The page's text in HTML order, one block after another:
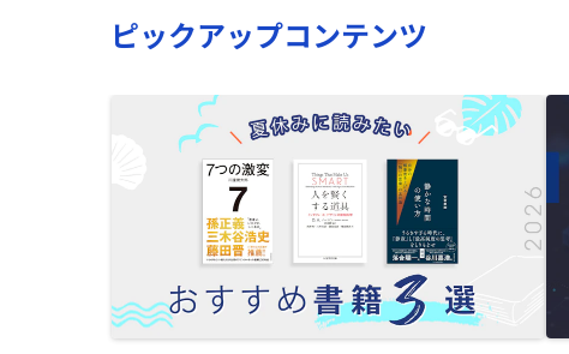
ピックアップコンテンツ